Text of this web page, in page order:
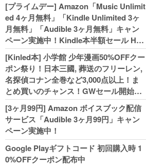
[プライムデー] Amazon「Music Unlimit
ed 4ヶ月無料」「Kindle Unlimited 3ヶ
月無料」「Audible 3ヶ月無料」キャン
ペーン実施中！Kindle本半額セール HU
NTER×HUNTERなど集英社、無職転生,
幼女戦記などKADOKAWA、キャプテン
翼100円セールも！
[Kinled本] 小学館 少年漫画50%OFFクー
ポン祭り！日本三國, 葬送のフリーレン,
名探偵コナン全巻など3,000点以上！ま
とめ買いのチャンス！GWセール開始！
人気コミック多数 カドカワ祭やIT関連本
がセールに！
[3ヶ月99円] Amazon ボイスブック配信
サービス「Audible 3ヶ月99円」キャン
ペーン実施中！
Google Playギフトコード 初回購入時 1
0%OFFクーポン配布中